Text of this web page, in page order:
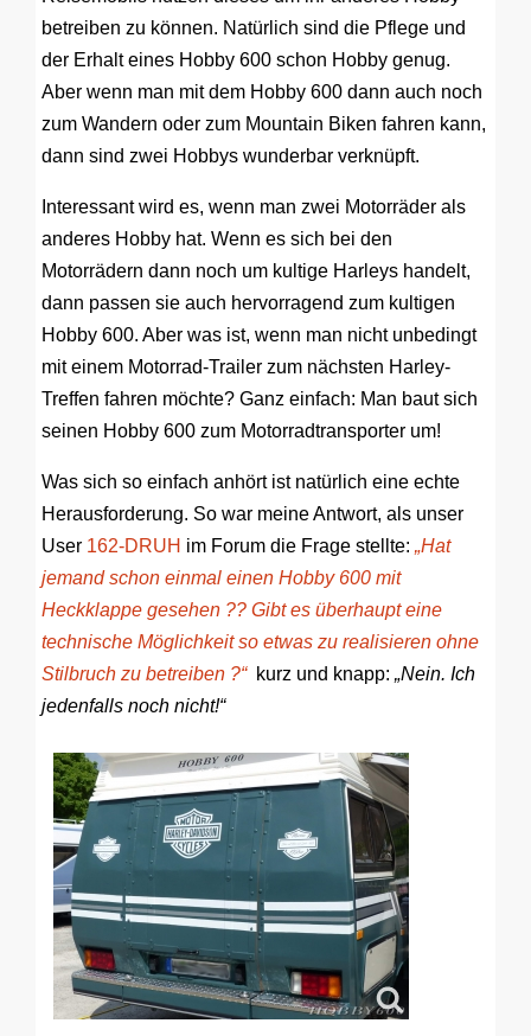
betreiben zu können. Natürlich sind die Pflege und
der Erhalt eines Hobby 600 schon Hobby genug.
Aber wenn man mit dem Hobby 600 dann auch noch
zum Wandern oder zum Mountain Biken fahren kann,
dann sind zwei Hobbys wunderbar verknüpft.
Interessant wird es, wenn man zwei Motorräder als
anderes Hobby hat. Wenn es sich bei den
Motorrädern dann noch um kultige Harleys handelt,
dann passen sie auch hervorragend zum kultigen
Hobby 600. Aber was ist, wenn man nicht unbedingt
mit einem Motorrad-Trailer zum nächsten Harley-
Treffen fahren möchte? Ganz einfach: Man baut sich
seinen Hobby 600 zum Motorradtransporter um!
Was sich so einfach anhört ist natürlich eine echte
Herausforderung. So war meine Antwort, als unser
User 162-DRUH im Forum die Frage stellte: „Hat
jemand schon einmal einen Hobby 600 mit
Heckklappe gesehen ?? Gibt es überhaupt eine
technische Möglichkeit so etwas zu realisieren ohne
Stilbruch zu betreiben ?“kurz und knapp: „Nein. Ich
jedenfalls noch nicht!“